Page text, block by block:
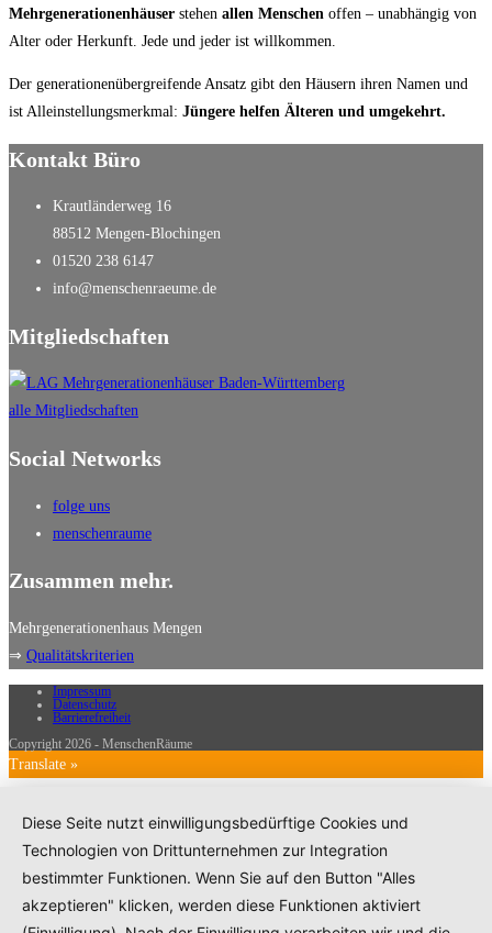
Mehrgenerationenhäuser stehen allen Menschen offen – unabhängig von
Alter oder Herkunft. Jede und jeder ist willkommen.
Der generationenübergreifende Ansatz gibt den Häusern ihren Namen und
ist Alleinstellungsmerkmal: Jüngere helfen Älteren und umgekehrt.
Kontakt Büro
Krautländerweg 16
88512 Mengen-Blochingen
01520 238 6147
info@menschenraeume.de
Mitgliedschaften
alle Mitgliedschaften
Social Networks
folge uns
menschenraume
Zusammen mehr.
Mehrgenerationenhaus Mengen
⇒ Qualitätskriterien
Impressum
Datenschutz
Barrierefreiheit
Copyright 2026 - MenschenRäume
Translate »
Diese Seite nutzt einwilligungsbedürftige Cookies und
Technologien von Drittunternehmen zur Integration
bestimmter Funktionen. Wenn Sie auf den Button "Alles
akzeptieren" klicken, werden diese Funktionen aktiviert